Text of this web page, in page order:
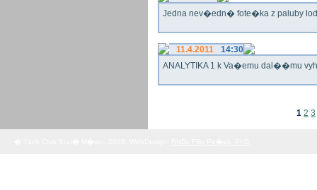
Jedna nev�edn� fote�ka z paluby
11.4.2011
14:30
ANALYTIKA 1 k Va�emu dal��mu
1 2 3